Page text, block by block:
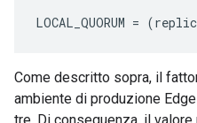
LOCAL_QUORUM =
Come descritto sopra, il
ambiente di produzione